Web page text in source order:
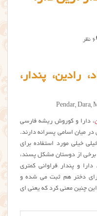
6 نظر
رادین، پندار،
Pendar, Dara,
، دارا و کوروش ریشه فارسی
میان اسامی پسرانه دارند.
خیلی مورد استفاده برای
برخی از دوستان مشکل پسند،
و پندار فراوانی کمتری
دختر هم ثبت می شده و
این چنین معنی کرد که یعنی ای